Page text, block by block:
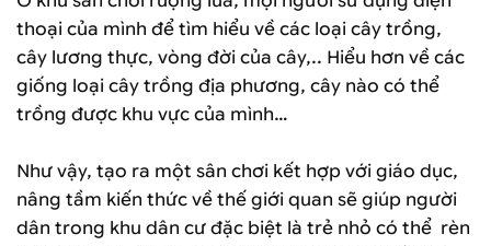
thoại của mình để tìm hiểu về các loại cây trồng,
cây lương thực, vòng đời của cây,.. Hiểu hơn về các
giống loại cây trồng địa phương, cây nào có thể
trồng được khu vực của mình…
Như vậy, tạo ra một sân chơi kết hợp với giáo dục,
nâng tầm kiến thức về thế giới quan sẽ giúp người
dân trong khu dân cư đặc biệt là trẻ nhỏ có thể rèn